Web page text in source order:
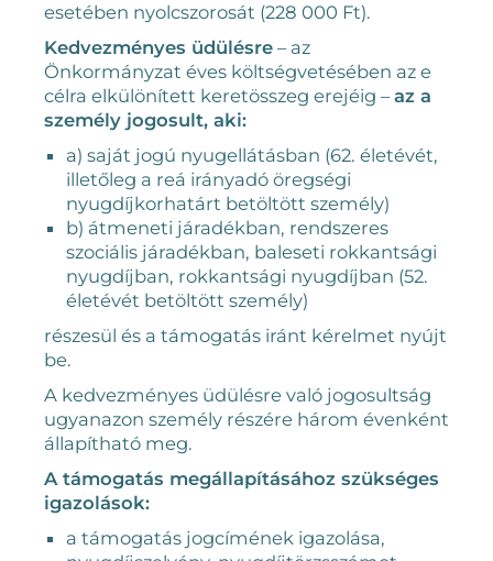
esetében nyolcszorosát (228 000 Ft).
Kedvezményes üdülésre– az
Önkormányzat éves költségvetésében az e
célra elkülönített keretösszeg erejéig –az a
személy jogosult, aki:
a) saját jogú nyugellátásban (62. életévét,
illetőleg a reá irányadó öregségi
nyugdíjkorhatárt betöltött személy)
b) átmeneti járadékban, rendszeres
szociális járadékban, baleseti rokkantsági
nyugdíjban, rokkantsági nyugdíjban (52.
életévét betöltött személy)
részesül és a támogatás iránt kérelmet nyújt
be.
A kedvezményes üdülésre való jogosultság
ugyanazon személy részére három évenként
állapítható meg.
A támogatás megállapításához szükséges
igazolások:
a támogatás jogcímének igazolása,